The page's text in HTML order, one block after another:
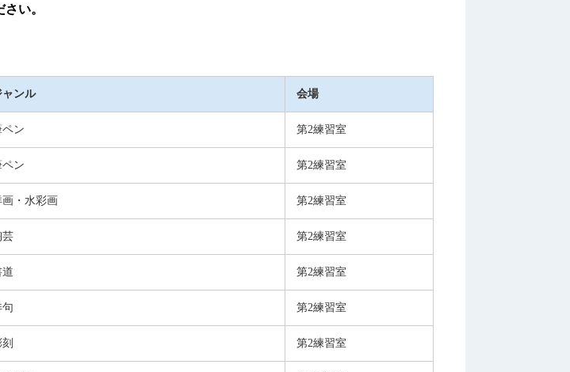
い。
ャンル 会場
ペン 第2練習室
ペン 第2練習室
画・水彩画 第2練習室
芸 第2練習室
道 第2練習室
句 第2練習室
第2練習室